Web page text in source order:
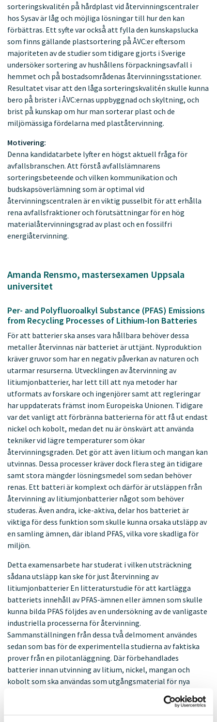
sorteringskvalitén på̊ hårdplast vid återvinningscentraler
hos Sysav är låg och möjliga lösningar till hur den kan
förbättras. Ett syfte var också̊ att fylla den kunskapslucka
som finns gällande plastsortering på̊ ÅVC:er eftersom
majoriteten av de studier som tidigare gjorts i Sverige
undersöker sortering av hushållens förpackningsavfall i
hemmet och på̊ bostadsområdenas återvinningsstationer.
Resultatet visar att den låga sorteringskvalitén skulle kunna
bero på̊ brister i ÅVC:ernas uppbyggnad och skyltning, och
brist på̊ kunskap om hur man sorterar plast och de
miljömässiga fördelarna med plaståtervinning.
Motivering:
Denna kandidatarbete lyfter en högst aktuell fråga för
avfallsbranschen. Att förstå avfallslämnarens
sorteringsbeteende och vilken kommunikation och
budskapsöverlämning som är optimal vid
återvinningscentralen är en viktig pusselbit för att erhålla
rena avfallsfraktioner och förutsättningar för en hög
materialåtervinningsgrad av plast och en fossilfri
energiåtervinning.
Amanda Rensmo, mastersexamen Uppsala
universitet
Per- and Polyfluoroalkyl Substance (PFAS) Emissions
from Recycling Processes of Lithium-Ion Batteries
För att batterier ska anses vara hållbara behöver dessa
metaller återvinnas när batteriet är uttjänt. Nyproduktion
kräver gruvor som har en negativ påverkan av naturen och
utarmar resurserna. Utvecklingen av återvinning av
litiumjonbatterier, har lett till att nya metoder har
utformats av forskare och ingenjörer samt att regleringar
har uppdaterats främst inom Europeiska Unionen. Tidigare
var det vanligt att förbränna batterierna för att få ut endast
nickel och kobolt, medan det nu är önskvärt att använda
tekniker vid lägre temperaturer som ökar
återvinningsgraden. Det gör att även litium och mangan kan
utvinnas. Dessa processer kräver dock flera steg än tidigare
samt stora mängder lösningsmedel som sedan behöver
renas. Ett batteri är komplext och därför är utsläppen från
återvinning av litiumjonbatterier något som behöver
studeras. Även andra, icke-aktiva, delar hos batteriet är
viktiga för dess funktion som skulle kunna orsaka utsläpp av
en samling ämnen, där ibland PFAS, vilka vore skadliga för
miljön.
Detta examensarbete har studerat i vilken utsträckning
sådana utsläpp kan ske för just återvinning av
litiumjonbatterier En litteraturstudie för att kartlägga
batteriets innehåll av PFAS-ämnen eller ämnen som skulle
kunna bilda PFAS följdes av en undersökning av de vanligaste
industriella processerna för återvinning.
Sammanställningen från dessa två̊ delmoment användes
sedan som bas för de experimentella studierna av faktiska
prover från en pilotanläggning. Där förbehandlades
batterier innan utvinning av litium, nickel, mangan och
kobolt som ska användas som utgångsmaterial för nya
litiumjonbatterier. Även prover från andra delar av
återvinningsprocessen analyserades. Resultaten från
undersökningen visar på̊ att det fanns ett visst innehåll av